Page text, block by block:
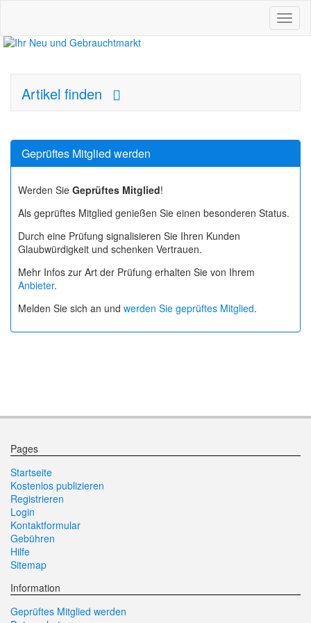
Artikel finden
Geprüftes Mitglied werden
Werden Sie Geprüftes Mitglied!
Als geprüftes Mitglied genießen Sie einen besonderen Status.
Durch eine Prüfung signalisieren Sie Ihren Kunden
Glaubwürdigkeit und schenken Vertrauen.
Mehr Infos zur Art der Prüfung erhalten Sie von Ihrem
Anbieter.
Melden Sie sich an und werden Sie geprüftes Mitglied.
Pages
Startseite
Kostenlos publizieren
Registrieren
Login
Kontaktformular
Gebühren
Hilfe
Sitemap
Information
Geprüftes Mitglied werden